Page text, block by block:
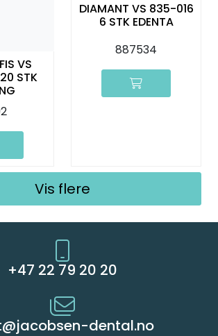
VS
STK
DIAMANT VS 835-016
6 STK EDENTA
887534
Vis flere
+47 22 79 20 20
dental.no